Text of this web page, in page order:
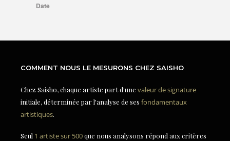
COMMENT NOUS LE MESURONS CHEZ SAISHO
Chez Saisho, chaque artiste part d'une valeur de signature
initiale, déterminée par l'analyse de ses fondamentaux
artistiques.
Seul 1 artiste sur 500que nous analysons répond aux critères